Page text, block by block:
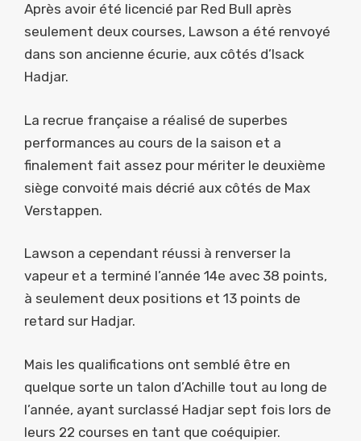
Après avoir été licencié par Red Bull après
seulement deux courses, Lawson a été renvoyé
dans son ancienne écurie, aux côtés d’Isack
Hadjar.
La recrue française a réalisé de superbes
performances au cours de la saison et a
finalement fait assez pour mériter le deuxième
siège convoité mais décrié aux côtés de Max
Verstappen.
Lawson a cependant réussi à renverser la
vapeur et a terminé l’année 14e avec 38 points,
à seulement deux positions et 13 points de
retard sur Hadjar.
Mais les qualifications ont semblé être en
quelque sorte un talon d’Achille tout au long de
l’année, ayant surclassé Hadjar sept fois lors de
leurs 22 courses en tant que coéquipier.